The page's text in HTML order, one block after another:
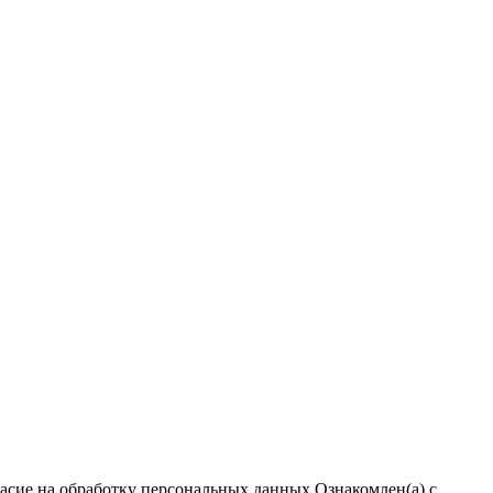
на обработку персональных данных Ознакомлен(а) с